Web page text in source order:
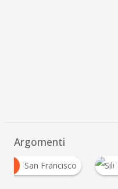
Argomenti
San Francisco